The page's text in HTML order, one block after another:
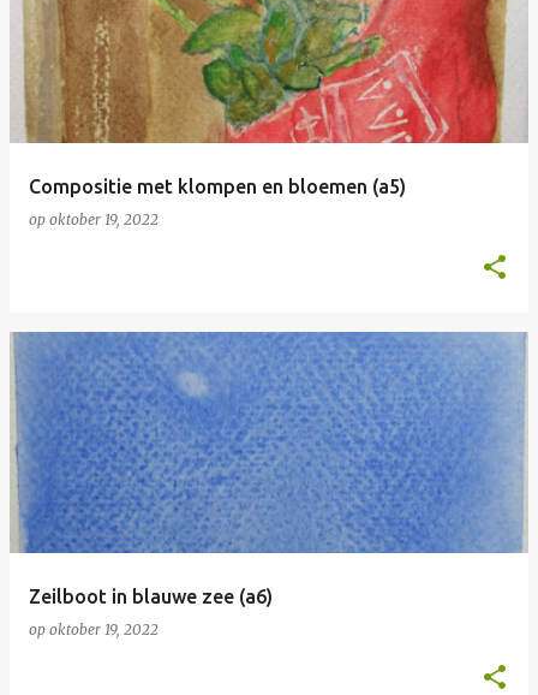
Compositie met klompen en bloemen (a5)
op oktober 19, 2022
Zeilboot in blauwe zee (a6)
op oktober 19, 2022